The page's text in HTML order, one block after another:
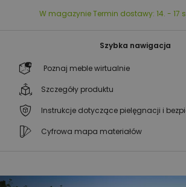
W magazynieTermin dostawy: 14. - 17
Szybka nawigacja
Poznaj meble wirtualnie
Szczegóły produktu
Instrukcje dotyczące pielęgnacji i
Cyfrowa mapa materiałów
Przejdź
Przejdź